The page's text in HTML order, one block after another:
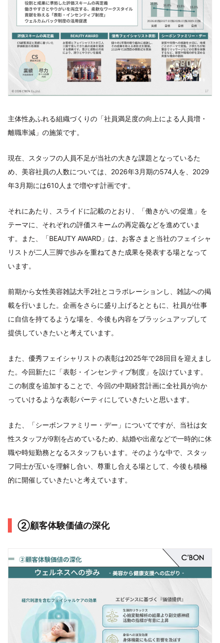
主体性あふれる組織づくりの「社員満足度の向上による人員増・
離職率減」の施策です。
現在、スタッフの人員不足が当社の大きな課題となっているた
め、美容社員の人数については、2026年3月期の574人を、2029
年3月期には610人まで増やす計画です。
それにあたり、スライドに記載のとおり、「働きがいの促進」を
テーマに、それぞれの評価スキームの再定義などを進めていま
す。また、「BEAUTY AWARD」は、お客さまと当社のフェイシャ
リストが二人三脚で歩みを重ねてきた成果を発表する場となって
います。
前期から女性美容雑誌大手2社とコラボレーションし、雑誌への掲
載を行いました。企画をさらに盛り上げるとともに、社員が仕事
に自信を持てるような場を、今後も内容をブラッシュアップして
提供していきたいと考えています。
また、優秀フェイシャリストの表彰は2025年で28回目を迎えまし
た。今回新たに「表彰・インセンティブ制度」を設けています。
この制度を追加することで、今回の中期経営計画に全社員が向か
っていけるような表彰パーティにしていきたいと思います。
また、「シーボンファミリー・デー」についてですが、当社は女
性スタッフが9割を占めているため、結婚や出産などで一時的に休
職や時短勤務となるスタッフもいます。そのような中で、スタッ
フ同士が互いを理解し合い、尊重し合える場として、今後も積極
的に開催していきたいと考えています。
②顧客体験価値の深化